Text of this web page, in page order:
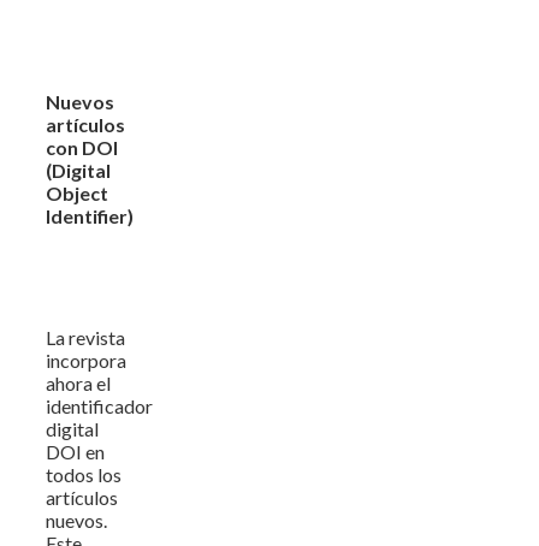
Nuevos
artículos
con DOI
(Digital
Object
Identifier)
La revista
incorpora
ahora el
identificador
digital
DOI en
todos los
artículos
nuevos.